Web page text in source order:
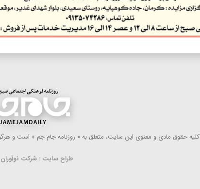
كلیه حقوق مادی و معنوی این سایت، متعلق به « روزنامه جام جم » است و
طراح سایت : شرکت نوآوران